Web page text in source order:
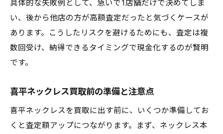
具体的な失敗例として、急いで1店舗だけで決めてしま
い、後から他店の方が高額査定だったと気づくケースが
あります。こうしたリスクを避けるためにも、査定は複
数回受け、納得できるタイミングで現金化するのが賢明
です。
喜平ネックレス買取前の準備と注意点
喜平ネックレスを買取に出す前に、いくつか準備してお
くと査定額アップにつながります。まず、ネックレス本